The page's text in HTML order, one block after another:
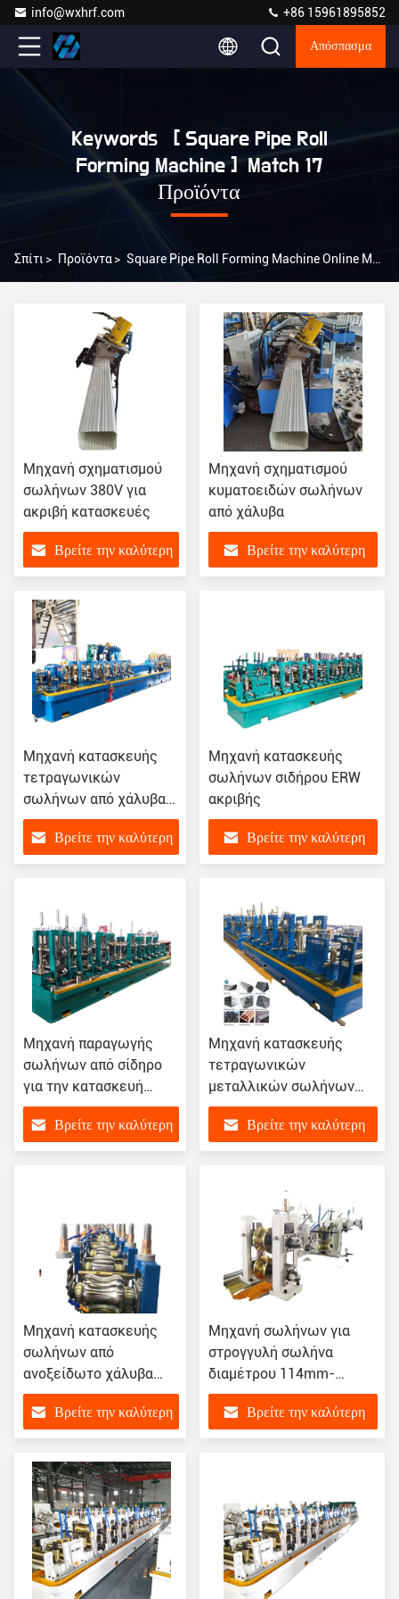
info@wxhrf.com +86 15961895852
Απόσπασμα
Keywords [ Square Pipe Roll
Forming Machine ] Match 17
Προϊόντα
Σπίτι > Προϊόντα> Square Pipe Roll Forming Machine Online Manufacturer
Μηχανή σχηματισμού
σωλήνων 380V για
ακριβή κατασκευές
Βρείτε την καλύτερη
Μηχανή σχηματισμού
κυματοειδών σωλήνων
από χάλυβα
Βρείτε την καλύτερη
Μηχανή κατασκευής
τετραγωνικών
σωλήνων από χάλυβα
άνθρακα υψηλής
συχνότητας
Βρείτε την καλύτερη
Μηχανή κατασκευής
σωλήνων σιδήρου ERW
ακριβής
Βρείτε την καλύτερη
Μηχανή παραγωγής
σωλήνων από σίδηρο
για την κατασκευή
σωλήνων
Βρείτε την καλύτερη
Μηχανή κατασκευής
τετραγωνικών
μεταλλικών σωλήνων
Αλουμίνιο κράμα χάλυβα
450mm-550mm
Βρείτε την καλύτερη
Μηχανή κατασκευής
σωλήνων από
ανοξείδωτο χάλυβα
380V 100kw
Βρείτε την καλύτερη
Μηχανή σωλήνων για
στρογγυλή σωλήνα
διαμέτρου 114mm-
200mm σε τετραγωνική
γραμμή παραγωγής
σωλήνων από χάλυβα
Βρείτε την καλύτερη